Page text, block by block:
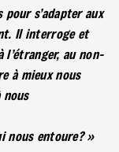
s’adapter aux
Il interroge et
l’étranger, au non-
à mieux nous
nous
nous entoure? »